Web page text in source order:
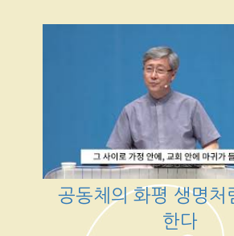
공동체의 화평 생명처
한다